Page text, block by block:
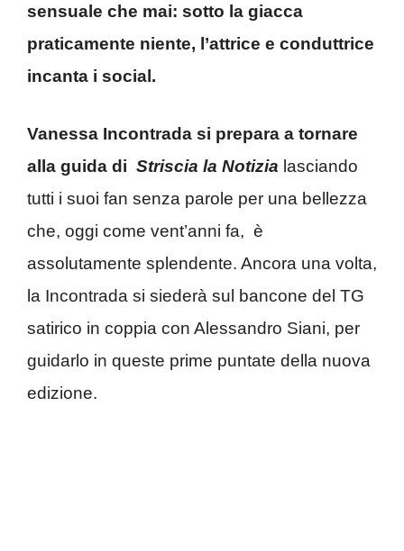
sensuale che mai: sotto la giacca
praticamente niente, l’attrice e conduttrice
incanta i social.
Vanessa Incontrada si prepara a tornare
alla guida di Striscia la Notizia lasciando
tutti i suoi fan senza parole per una bellezza
che, oggi come vent’anni fa, è
assolutamente splendente. Ancora una volta,
la Incontrada si siederà sul bancone del TG
satirico in coppia con Alessandro Siani, per
guidarlo in queste prime puntate della nuova
edizione.